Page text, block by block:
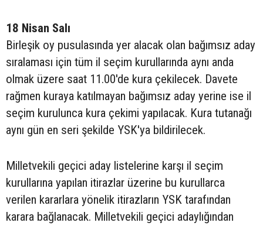
18 Nisan Salı
Birleşik oy pusulasında yer alacak olan bağımsız aday
sıralaması için tüm il seçim kurullarında aynı anda
olmak üzere saat 11.00'de kura çekilecek. Davete
rağmen kuraya katılmayan bağımsız aday yerine ise il
seçim kurulunca kura çekimi yapılacak. Kura tutanağı
aynı gün en seri şekilde YSK'ya bildirilecek.
Milletvekili geçici aday listelerine karşı il seçim
kurullarına yapılan itirazlar üzerine bu kurullarca
verilen kararlara yönelik itirazların YSK tarafından
karara bağlanacak. Milletvekili geçici adaylığından